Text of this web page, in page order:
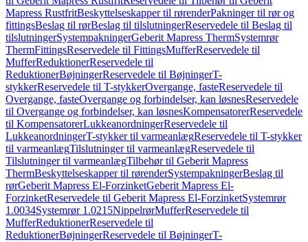
Mapress RustfritBeskyttelseskapper til rørenderPakninger til rør og
fittingsBeslag til rørBeslag til tilslutningerReservedele til Beslag til
tilslutningerSystempakningerGeberit Mapress ThermSystemrør
ThermFittingsReservedele til FittingsMufferReservedele til
MufferReduktionerReservedele til
ReduktionerBøjningerReservedele til BøjningerT-
stykkerReservedele til T-stykkerOvergange, fasteReservedele til
Overgange, fasteOvergange og forbindelser, kan løsnesReservedele
til Overgange og forbindelser, kan løsnesKompensatorerReservedele
til KompensatorerLukkeanordningerReservedele til
LukkeanordningerT-stykker til varmeanlægReservedele til T-stykker
til varmeanlægTilslutninger til varmeanlægReservedele til
Tilslutninger til varmeanlægTilbehør til Geberit Mapress
ThermBeskyttelseskapper til rørenderSystempakningerBeslag til
rørGeberit Mapress El-ForzinketGeberit Mapress El-
ForzinketReservedele til Geberit Mapress El-ForzinketSystemrør
1.0034Systemrør 1.0215NippelrørMufferReservedele til
MufferReduktionerReservedele til
ReduktionerBøjningerReservedele til BøjningerT-